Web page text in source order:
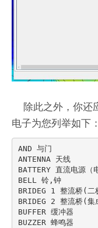
除此之外，你还
电子为您列举如下：
AND 与门
ANTENNA 天线
BATTERY 直流电源（
BELL 铃,钟
BRIDEG 1 整流桥(二
BRIDEG 2 整流桥(集
BUFFER 缓冲器
BUZZER 蜂鸣器